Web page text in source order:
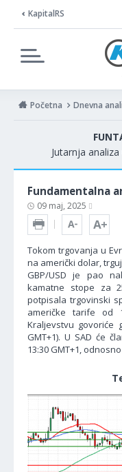
KapitalRS
Početna Dnevna
Jutarnja
Fundamentalna
09 maj, 2025
Tokom trgovanja u
na američki dolar,
GBP/USD je pao
kamatne stope za
potpisala trgovinski
američke tarife od
Kraljevstvu govoriće
GMT+1). U SAD će
13:30 GMT+1,